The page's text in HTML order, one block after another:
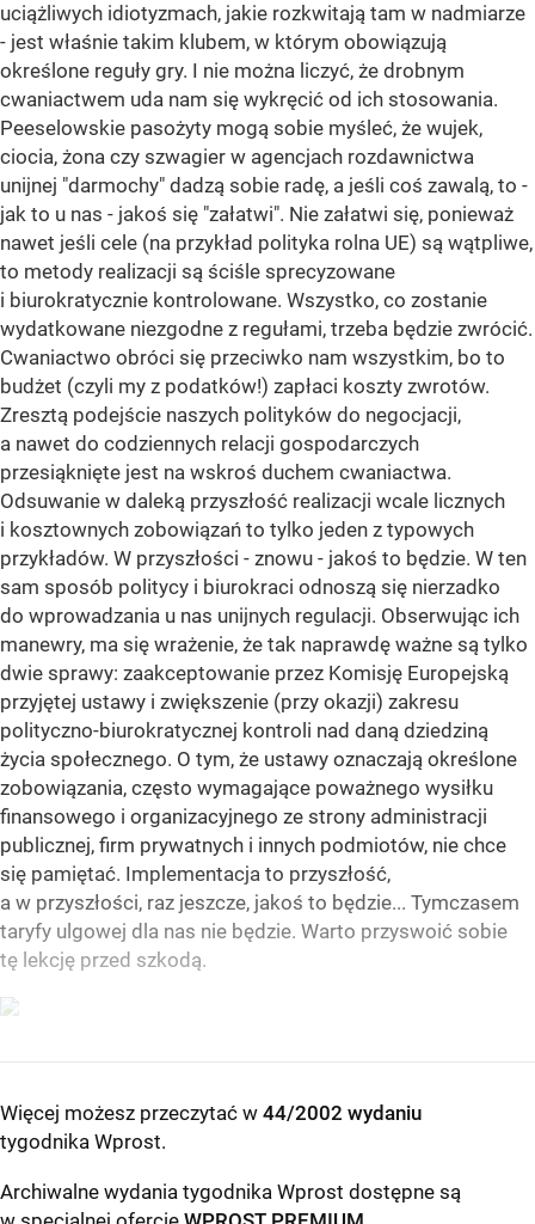
uciążliwych idiotyzmach, jakie rozkwitają tam w nadmiarze
- jest właśnie takim klubem, w którym obowiązują
określone reguły gry. I nie można liczyć, że drobnym
cwaniactwem uda nam się wykręcić od ich stosowania.
Peeselowskie pasożyty mogą sobie myśleć, że wujek,
ciocia, żona czy szwagier w agencjach rozdawnictwa
unijnej "darmochy" dadzą sobie radę, a jeśli coś zawalą, to -
jak to u nas - jakoś się "załatwi". Nie załatwi się, ponieważ
nawet jeśli cele (na przykład polityka rolna UE) są wątpliwe,
to metody realizacji są ściśle sprecyzowane
i biurokratycznie kontrolowane. Wszystko, co zostanie
wydatkowane niezgodne z regułami, trzeba będzie zwrócić.
Cwaniactwo obróci się przeciwko nam wszystkim, bo to
budżet (czyli my z podatków!) zapłaci koszty zwrotów.
Zresztą podejście naszych polityków do negocjacji,
a nawet do codziennych relacji gospodarczych
przesiąknięte jest na wskroś duchem cwaniactwa.
Odsuwanie w daleką przyszłość realizacji wcale licznych
i kosztownych zobowiązań to tylko jeden z typowych
przykładów. W przyszłości - znowu - jakoś to będzie. W ten
sam sposób politycy i biurokraci odnoszą się nierzadko
do wprowadzania u nas unijnych regulacji. Obserwując ich
manewry, ma się wrażenie, że tak naprawdę ważne są tylko
dwie sprawy: zaakceptowanie przez Komisję Europejską
przyjętej ustawy i zwiększenie (przy okazji) zakresu
polityczno-biurokratycznej kontroli nad daną dziedziną
życia społecznego. O tym, że ustawy oznaczają określone
zobowiązania, często wymagające poważnego wysiłku
finansowego i organizacyjnego ze strony administracji
publicznej, firm prywatnych i innych podmiotów, nie chce
się pamiętać. Implementacja to przyszłość,
a w przyszłości, raz jeszcze, jakoś to będzie... Tymczasem
taryfy ulgowej dla nas nie będzie. Warto przyswoić sobie
tę lekcję przed szkodą.
Więcej możesz przeczytać w 44/2002 wydaniu
tygodnika Wprost.
Archiwalne wydania tygodnika Wprost dostępne są